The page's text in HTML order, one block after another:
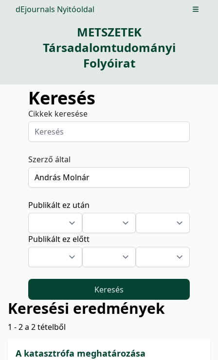
dEjournals Nyitóoldal Open
METSZETEK
Társadalomtudományi
Folyóirat
Keresés
Cikkek keresése
Szerző által
Publikált ez után
Publikált ez előtt
Keresés
Keresési eredmények
1 - 2 a 2 tételből
A katasztrófa meghatározása